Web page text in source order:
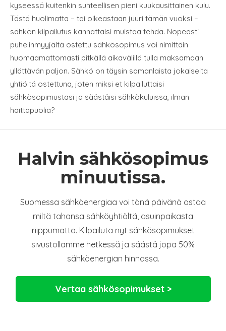
kyseessä kuitenkin suhteellisen pieni kuukausittainen kulu.
Tästä huolimatta – tai oikeastaan juuri tämän vuoksi –
sähkön kilpailutus kannattaisi muistaa tehdä. Nopeasti
puhelinmyyjältä ostettu sähkösopimus voi nimittäin
huomaamattomasti pitkällä aikavälillä tulla maksamaan
yllättävän paljon. Sähkö on täysin samanlaista jokaiselta
yhtiöltä ostettuna, joten miksi et kilpailuttaisi
sähkösopimustasi ja säästäisi sähkökuluissa, ilman
haittapuolia?
Halvin sähkösopimus
minuutissa.
Suomessa sähköenergiaa voi tänä päivänä ostaa
miltä tahansa sähköyhtiöltä, asuinpaikasta
riippumatta. Kilpailuta nyt sähkösopimukset
sivustollamme hetkessä ja säästä jopa 50%
sähköenergian hinnassa.
Vertaa sähkösopimukset >